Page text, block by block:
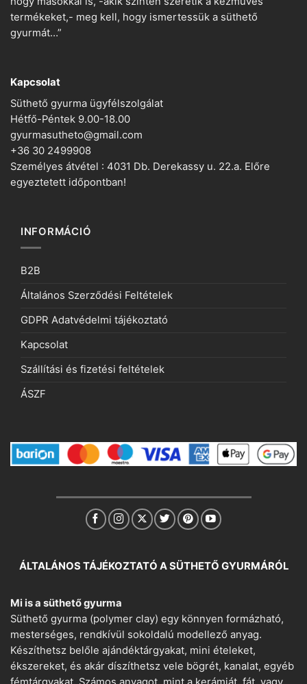
termékeket,- meg kell, hogy ismertessük a süthető
gyurmát…”
Kapcsolat
Süthető gyurma ügyfélszolgálat
Hétfő-Péntek 9.00-18.00
gyurmasutheto@gmail.com
+36 30 2499908
Személyes átvétel : 4031 Db. Derekassy u. 22.a. Előre
egyeztetett időpontban!
INFORMÁCIÓ
B2B
Általános Szerződési Feltételek
GDPR Adatvédelmi tájékoztató
Kapcsolat
Szállítási és fizetési feltételek
ÁSZF
ÁLTALÁNOS TÁJÉKOZTATÓ A SÜTHETŐ GYURMÁRÓL
Mi is a süthető gyurma
Süthető gyurma (polymer clay) egy könnyen formázható,
mesterséges, rendkívül sokoldalú modellező anyag.
Készíthetsz belőle ajándéktárgyakat, mini ételeket,
ékszereket, és akár díszíthetsz vele bögrét, kanalat, egyéb